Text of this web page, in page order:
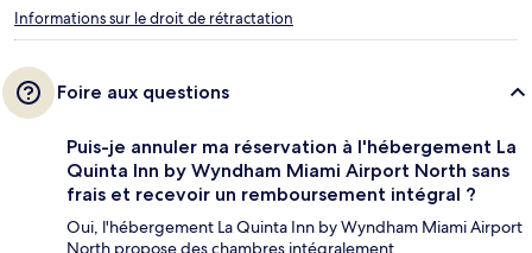
Informations sur le droit de rétractation
Foire aux questions
Puis-je annuler ma réservation à l'hébergement La
Quinta Inn by Wyndham Miami Airport North sans
frais et recevoir un remboursement intégral ?
Oui, l'hébergement La Quinta Inn by Wyndham Miami Airport
North propose des chambres intégralement